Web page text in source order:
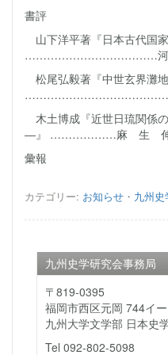
書評
山下洋平著『日本古代国
………………………………
松尾弘毅著『中世玄界灘地
木土博成『近世日琉関係
―』 ………………麻 生
彙報
カテゴリー: お知らせ ・ 九州史
九州史学研究会事務局
〒819-0395
福岡市西区元岡 744イ
九州大学文学部 日本史
Tel 092-802-5098